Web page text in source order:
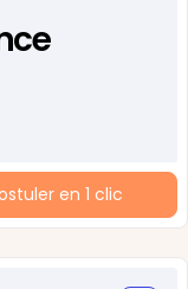
en 1 clic